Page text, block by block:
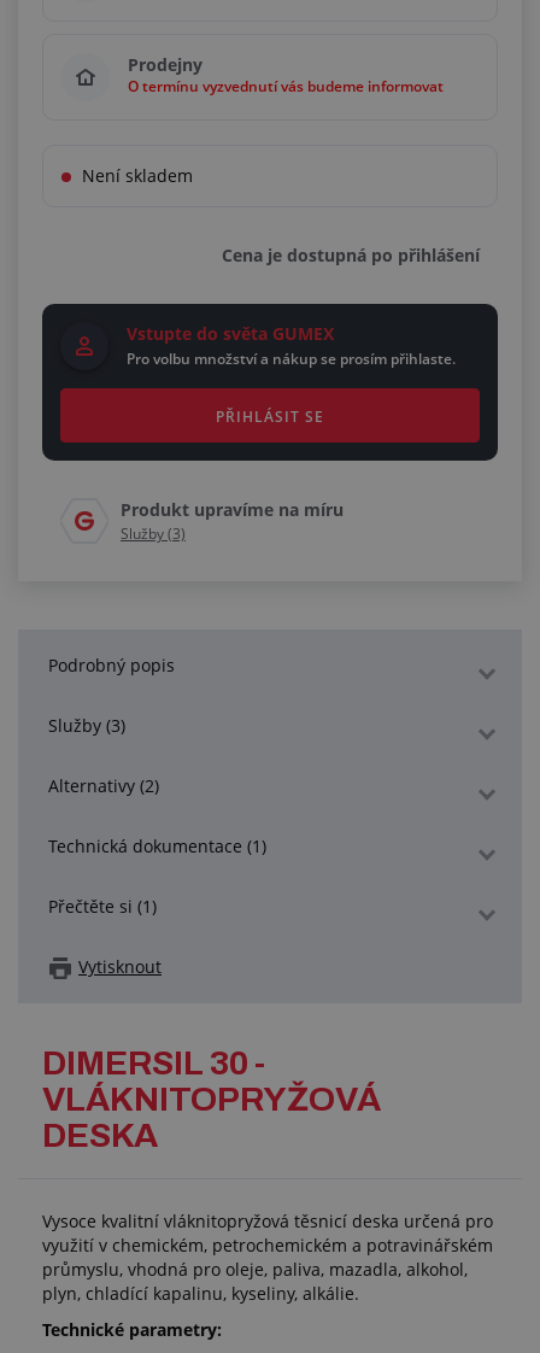
Násobky 1,00 ks
Prodejny
O termínu vyzvednutí vás budeme informovat
Není skladem
Cena je dostupná po přihlášení
Vstupte do světa GUMEX
Pro volbu množství a nákup se prosím přihlaste.
PŘIHLÁSIT SE
Produkt upravíme na míru
Služby (3)
Podrobný popis
Služby (3)
Alternativy (2)
Technická dokumentace (1)
Přečtěte si (1)
Vytisknout
DIMERSIL 30 -
VLÁKNITOPRYŽOVÁ
DESKA
Vysoce kvalitní vláknitopryžová těsnicí deska určená pro
využití v chemickém, petrochemickém a potravinářském
průmyslu, vhodná pro oleje, paliva, mazadla, alkohol,
plyn, chladící kapalinu, kyseliny, alkálie.
Technické parametry: